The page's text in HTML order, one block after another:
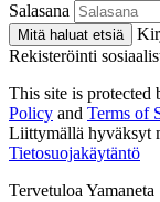
Salasana
Mitä haluat etsiä
Rekisteröinti
This site is
Policy and Terms of
Liittymällä hyväksyt
Tietosuojakäytäntö
Tervetuloa Yamaneta